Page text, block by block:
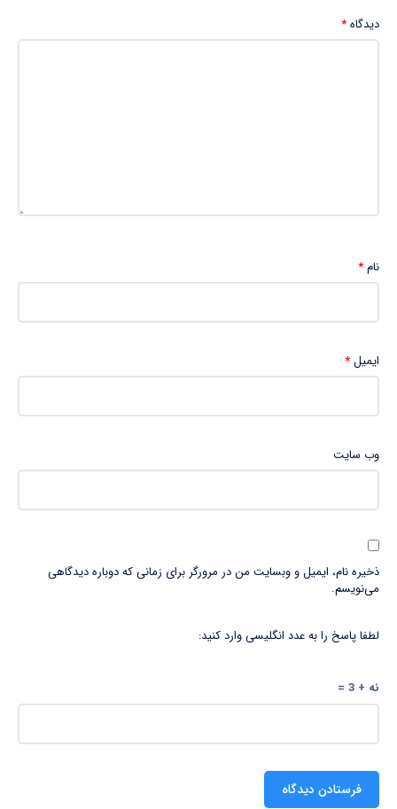
دیدگاه*
نام*
ایمیل*
وب‌ سایت
ذخیره نام، ایمیل و وبسایت من در مرورگر برای زمانی که دوباره دیدگاهی
می‌نویسم.
لطفا پاسخ را به عدد انگلیسی وارد کنید:
نه + 3 =